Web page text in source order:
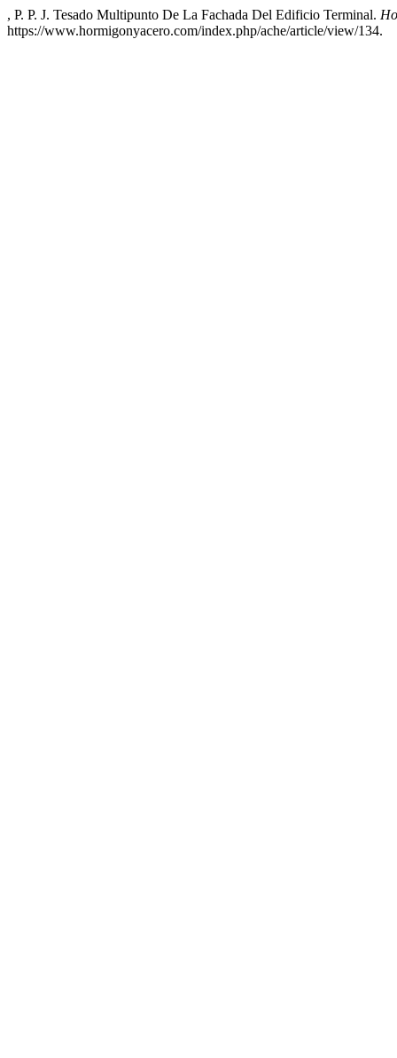
, P. P. J. Tesado Multipunto De La Fachada Del Edificio Terminal.
https://www.hormigonyacero.com/index.php/ache/article/view/134.